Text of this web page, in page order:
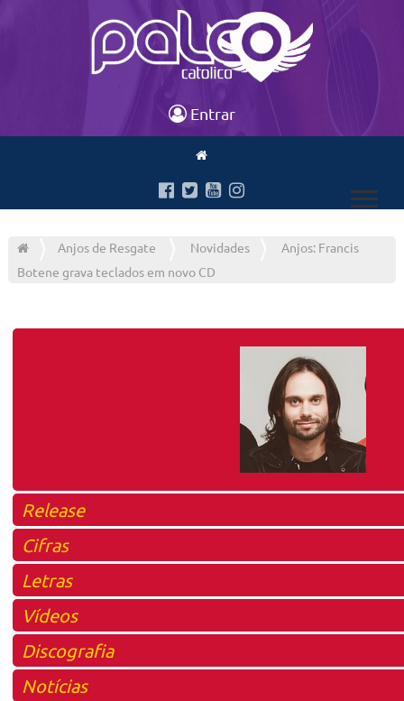
Entrar
Anjos de Resgate Novidades
Anjos: Francis
Botene grava teclados em novo CD
Release
Cifras
Letras
Vídeos
Discografia
Notícias